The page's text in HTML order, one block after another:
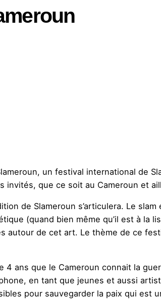
un festival international de
invités, que ce soit au Cameroun et
de Slameroun s’articulera. Le
(quand bien même qu’il est à la
autour de cet art. Le thème de ce
4 ans que le Cameroun connait la
en tant que jeunes et aussi
pour sauvegarder la paix qui est